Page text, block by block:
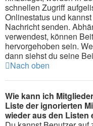
schnellen Zugriff
Onlinestatus und
Nachricht senden.
verwendest, können
hervorgehoben sein.
dann siehst du seine
Nach oben
Wie kann ich
Liste der ignorierten
wieder aus den Listen